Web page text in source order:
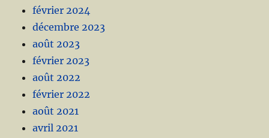
février 2024
décembre 2023
août 2023
février 2023
août 2022
février 2022
août 2021
avril 2021